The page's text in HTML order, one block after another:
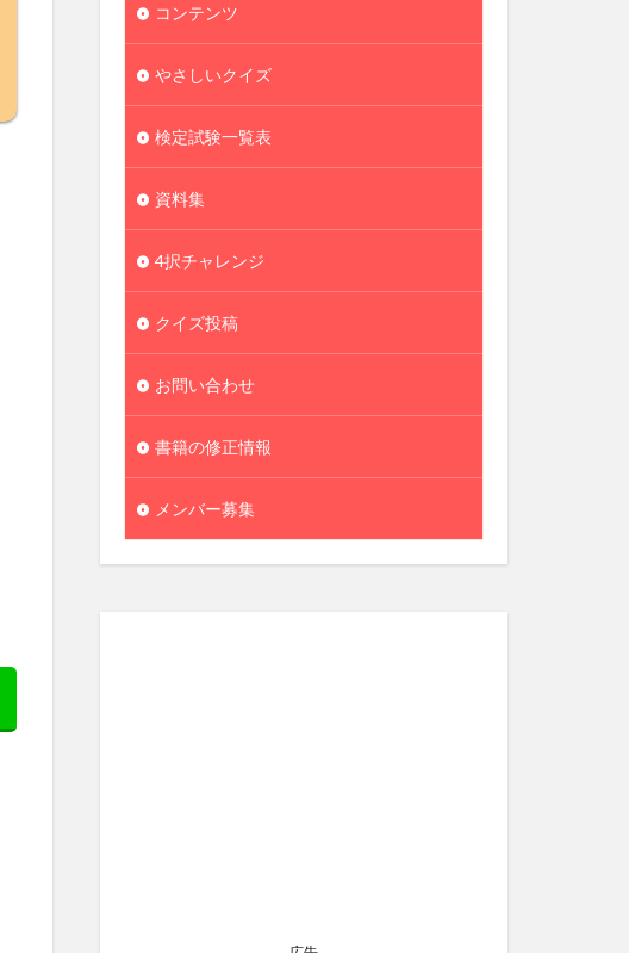
コンテンツ
やさしいクイズ
検定試験一覧表
資料集
4択チャレンジ
クイズ投稿
お問い合わせ
書籍の修正情報
メンバー募集